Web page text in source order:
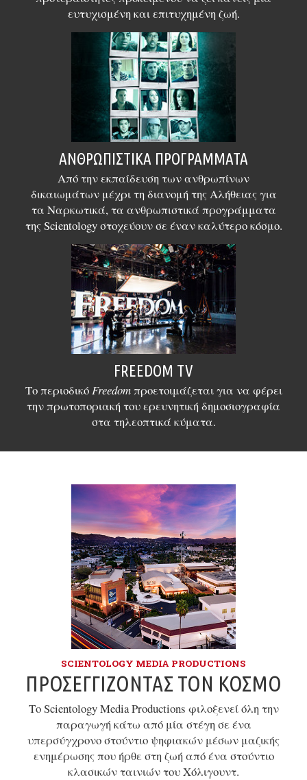
ευτυχισμένη και επιτυχημένη ζωή.
ΑΝΘΡΩΠΙΣΤΙΚΆ ΠΡΟΓΡΆΜΜΑΤΑ
Από την εκπαίδευση των ανθρωπίνων
δικαιωμάτων μέχρι τη διανομή της Αλήθειας για
τα Ναρκωτικά, τα ανθρωπιστικά προγράμματα
της Scientology στοχεύουν σε έναν καλύτερο κόσμο.
FREEDOM TV
Το περιοδικόFreedomπροετοιμάζεται για να φέρει
την πρωτοποριακή του ερευνητική δημοσιογραφία
στα τηλεοπτικά κύματα.
SCIENTOLOGY MEDIA PRODUCTIONS
ΠΡΟΣΕΓΓΊΖΟΝΤΑΣ ΤΟΝ ΚΌΣΜΟ
Το Scientology Media Productions φιλοξενεί όλη την
παραγωγή κάτω από μία στέγη σε ένα
υπερσύγχρονο στούντιο ψηφιακών μέσων μαζικής
ενημέρωσης που ήρθε στη ζωή από ένα στούντιο
κλασικών ταινιών του Χόλιγουντ.